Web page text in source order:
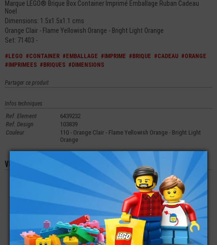
Marque LEGO® Brique Box Container Imprimé Emballage Ruban Cadeau
Noel
Dimensions: 1.5x1.5x1.1 cms
Orange Clair - Flame Yellowish Orange - Bright Light Orange
Set: 71403 -
#LEGO #CONTAINER #EMBALLAGE #IMPRIME #BRIQUE #CADEAU #ORANGE
#IMPRIMEES #BRIQUES #DIMENSIONS
Partager ce produit
Infos techniques
Ref. Element
6439232
Ref. Design
103839
Couleur
110 - Orange Clair - Flame Yellowish Orange - Bright Light
Orange
Vous aimerez aussi les produits suivants
LEGO® PLATE LISSE
1X2 IMPRIMÉE
CACAHUÈTE
LEGO® PLATE LISSE
OVALE 2X4 IMPRIMÉE
BOUCHE OUVERTE
LEGO® TECHNIC
ROUE DE COURROIE